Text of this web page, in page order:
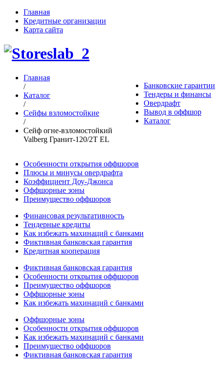
Главная
Кредитные организации
Карта сайта
Банковские гарантии
Тендеры и финансы
Овердрафт
Вывод в оффшор
Каталог
Главная
/
Каталог
/
Сейфы взломостойкие
/
Сейф огне-взломостойкий
Valberg Гранит-120/2T EL
Особенности открытия оффшоров
Плюсы и минусы овердрафта
Коэффициент Доу-Джонса
Оффшорные зоны
Преимущество оффшоров
Финансовая результативность
Тендерные кредиты
Как избежать махинаций с банками
Фиктивная банковская гарантия
Кредитная кооперация
Фиктивная банковская гарантия
Особенности открытия оффшоров
Преимущество оффшоров
Оффшорные зоны
Как избежать махинаций с банками
Оффшорные зоны
Особенности открытия оффшоров
Как избежать махинаций с банками
Преимущество оффшоров
Фиктивная банковская гарантия